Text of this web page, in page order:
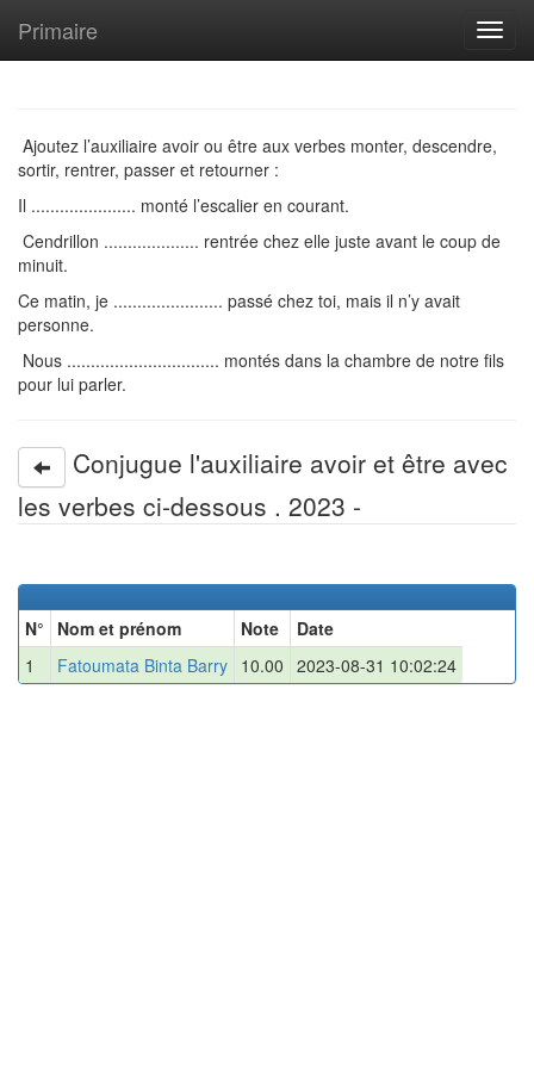
Primaire
Ajoutez l’auxiliaire avoir ou être aux verbes monter, descendre,
sortir, rentrer, passer et retourner :
Il ...................... monté l’escalier en courant.
Cendrillon .................... rentrée chez elle juste avant le coup de
minuit.
Ce matin, je ....................... passé chez toi, mais il n’y avait
personne.
Nous ................................ montés dans la chambre de notre fils
pour lui parler.
Conjugue l'auxiliaire avoir et être avec
les verbes ci-dessous . 2023 -
N° Nom et prénom Note
Date
1
Fatoumata Binta Barry 10.00 2023-08-31 10:02:24